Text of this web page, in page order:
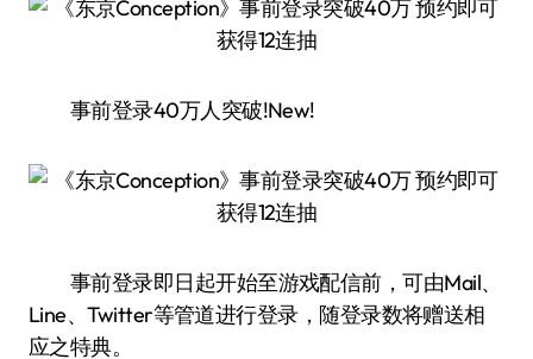
事前登录40万人突破!New!
事前登录即日起开始至游戏配信前，可由Mail、
Line、Twitter等管道进行登录，随登录数将赠送相
应之特典。